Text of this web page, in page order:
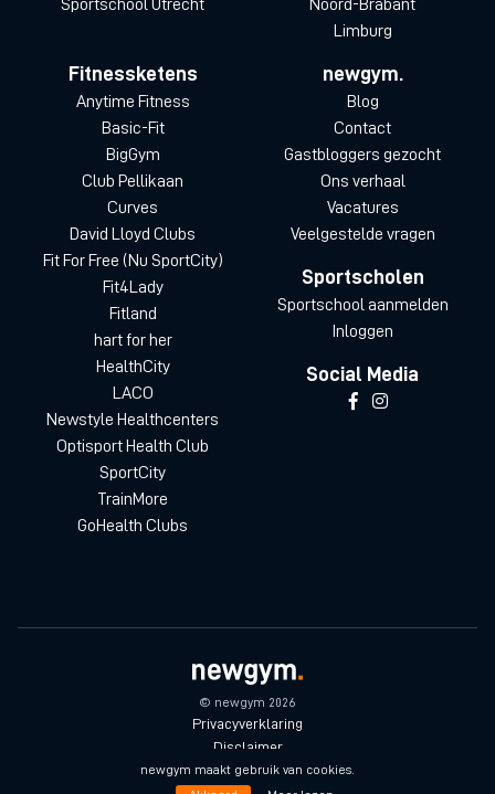
Sportschool Utrecht
Noord-Brabant
Limburg
Fitnessketens
Anytime Fitness
Basic-Fit
BigGym
Club Pellikaan
Curves
David Lloyd Clubs
Fit For Free (Nu SportCity)
Fit4Lady
Fitland
hart for her
HealthCity
LACO
Newstyle Healthcenters
Optisport Health Club
SportCity
TrainMore
GoHealth Clubs
newgym.
Blog
Contact
Gastbloggers gezocht
Ons verhaal
Vacatures
Veelgestelde vragen
Sportscholen
Sportschool aanmelden
Inloggen
Social Media
© newgym 2026
Privacyverklaring
Disclaimer
Algemene voorwaarden
newgym maakt gebruik van cookies.